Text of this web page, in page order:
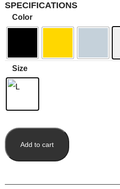
SPECIFICATIONS
Color
Size
Add to cart